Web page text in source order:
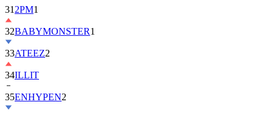
31 2PM1
32BABYMONSTER1
33ATEEZ2
34ILLIT
35ENHYPEN2